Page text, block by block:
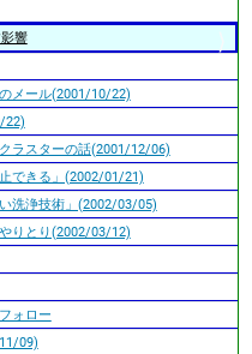
響
メール(2001/10/22)
22)
ラスターの話(2001/12/06)
できる」(2002/01/21)
洗浄技術」(2002/03/05)
りとり(2002/03/12)
ォロー
09)